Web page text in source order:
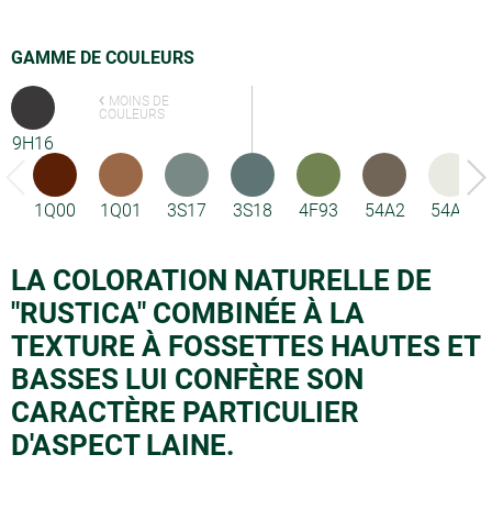
GAMME DE COULEURS
9H16
MOINS DE
COULEURS
1Q00 1Q01 3S17 3S18 4F93 54A2 54A3
LA COLORATION NATURELLE DE
"RUSTICA" COMBINÉE À LA
TEXTURE À FOSSETTES HAUTES ET
BASSES LUI CONFÈRE SON
CARACTÈRE PARTICULIER
D'ASPECT LAINE.